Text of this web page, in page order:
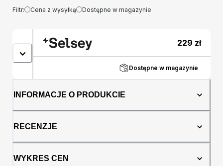
temu lampa Unchence doskonale oświetla
przestrzeń, tworząc przyjemną atmosferę
pomieszczeniach. Złota metalowa podsufitka
nie tylko zapewnia stabilne mocowanie, ale
także wprowadza do pomieszczenia
delikatny elegancki akcent. Lampa sufitowa
Unchence to kwintesencja stylu glamour. Jej
detale sprawiają, że pasuje zarówno do
nowoczesnych, jak i klasycznych aranżacji
szklany klosz tworzą wspólnie efektowną
kompozycję, która przyciąga uwagę i stanowi
przestrzeni. Szczegóły produktu: materiały:
Filtr: Cena z wysyłką Dostępne w magazynie
229 zł
Dostępne w magazynie
INFORMACJE O PRODUKCIE
RECENZJE
WYKRES CEN